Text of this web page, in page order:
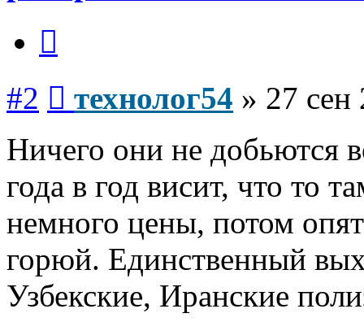
#2 технолог54 » 27 сен
Ничего они не добьются
года в год висит, что то
немного цены, потом
горюй. Единственный
Узбекские, Иранские